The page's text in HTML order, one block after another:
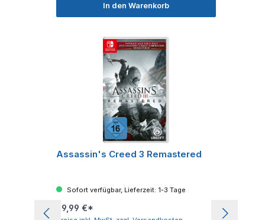
In den Warenkorb
Assassin's Creed 3 Remastered
Sofort verfügbar, Lieferzeit: 1-3 Tage
29,99 €*